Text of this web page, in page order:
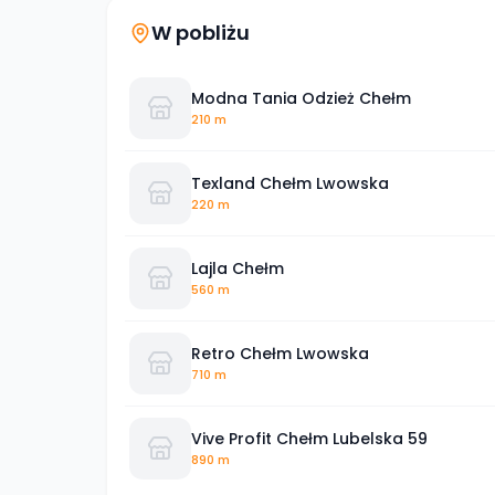
W pobliżu
Modna Tania Odzież Chełm
210 m
Texland Chełm Lwowska
220 m
Lajla Chełm
560 m
Retro Chełm Lwowska
710 m
Vive Profit Chełm Lubelska 59
890 m